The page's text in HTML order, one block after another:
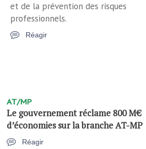
et de la prévention des risques
professionnels.
Réagir
AT/MP
Le gouvernement réclame 800 M€
d’économies sur la branche AT-MP
Réagir